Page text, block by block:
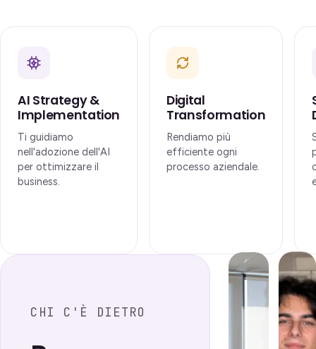
AI Strategy &
Implementation
Ti guidiamo
nell'adozione dell'AI
per ottimizzare il
business.
Digital
Transformation
Rendiamo più
efficiente ogni
processo aziendale.
CHI C'È DIETRO